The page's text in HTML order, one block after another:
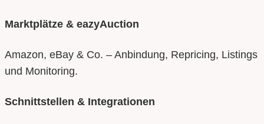
Marktplätze & eazyAuction
Amazon, eBay & Co. – Anbindung, Repricing, Listings
und Monitoring.
Schnittstellen & Integrationen